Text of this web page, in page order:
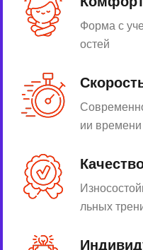
Форма с
остей
ии
льных